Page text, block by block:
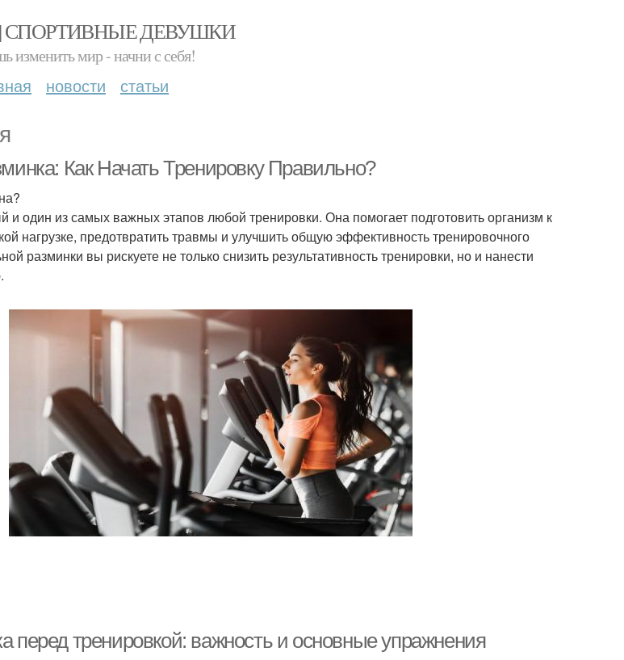
| СПОРТИВНЫЕ ДЕВУШКИ
изменить мир - начни с себя!
новости статьи
Как Начать Тренировку Правильно?
и один из самых важных этапов любой тренировки. Она помогает подготовить организм к
нагрузке, предотвратить травмы и улучшить общую эффективность тренировочного
разминки вы рискуете не только снизить результативность тренировки, но и нанести
перед тренировкой: важность и основные упражнения